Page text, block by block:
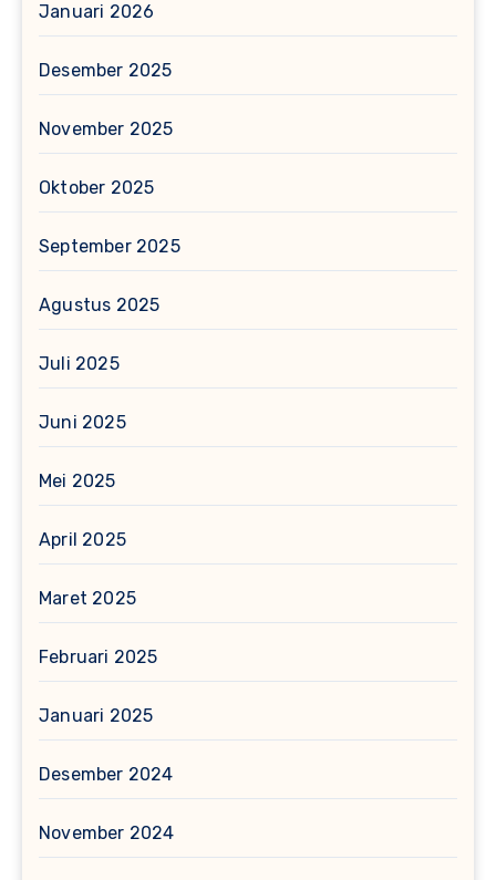
Januari 2026
Desember 2025
November 2025
Oktober 2025
September 2025
Agustus 2025
Juli 2025
Juni 2025
Mei 2025
April 2025
Maret 2025
Februari 2025
Januari 2025
Desember 2024
November 2024